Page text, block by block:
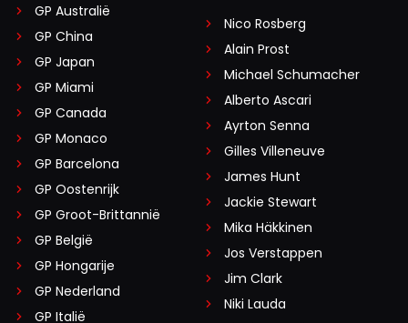
GP Australië
GP China
GP Japan
GP Miami
GP Canada
GP Monaco
GP Barcelona
GP Oostenrijk
GP Groot-Brittannië
GP België
GP Hongarije
GP Nederland
GP Italië
Nico Rosberg
Alain Prost
Michael Schumacher
Alberto Ascari
Ayrton Senna
Gilles Villeneuve
James Hunt
Jackie Stewart
Mika Häkkinen
Jos Verstappen
Jim Clark
Niki Lauda